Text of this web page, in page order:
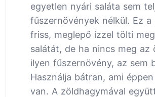
egyetlen nyári saláta sem
fűszernövények nélkül. Ez a
friss, meglepő ízzel tölti
salátát, de ha nincs meg az
ilyen fűszernövény, az sem
Használja bátran, ami
van. A zöldhagymával